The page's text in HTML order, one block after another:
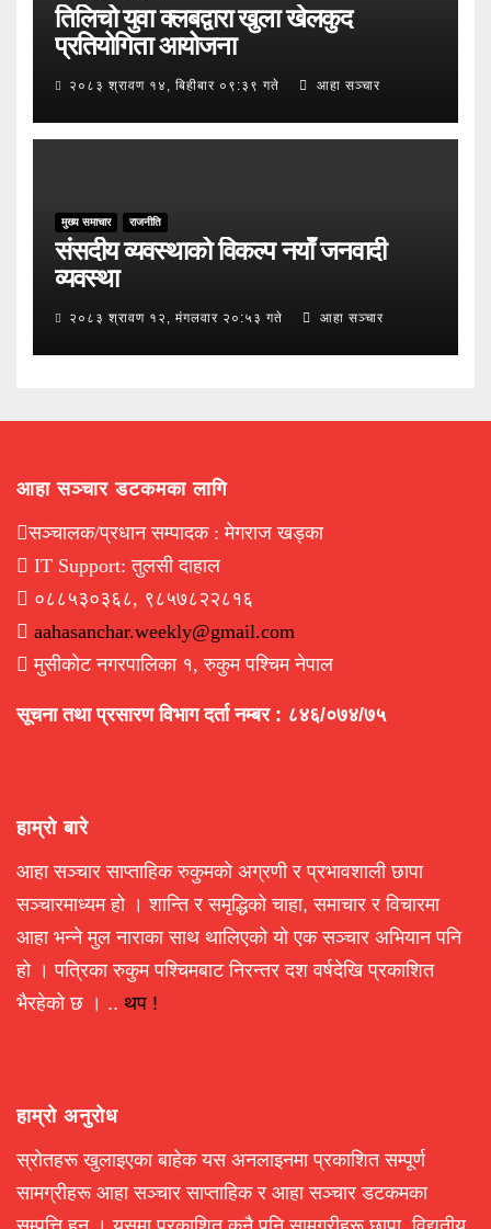
तिलिचो युवा क्लबद्वारा खुला खेलकुद
प्रतियोगिता आयोजना
२०८३ श्रावण १४, बिहीबार ०९:३९ गते आहा सञ्चार
मुख्य समाचार राजनीति
संसदीय व्यवस्थाको विकल्प नयाँ जनवादी
व्यवस्था
२०८३ श्रावण १२, मंगलवार २०:५३ गते आहा सञ्चार
आहा सञ्चार डटकमका लागि
सञ्चालक/प्रधान सम्पादक : मेगराज खड्का
IT Support: तुलसी दाहाल
०८८५३०३६८, ९८५७८२२८१६
aahasanchar.weekly@gmail.com
मुसीकोट नगरपालिका १, रुकुम पश्चिम नेपाल
सूचना तथा प्रसारण विभाग दर्ता नम्बर : ८४६/०७४/७५
हाम्रो बारे
आहा सञ्चार साप्ताहिक रुकुमको अग्रणी र प्रभावशाली छापा
सञ्चारमाध्यम हो । शान्ति र समृद्धिको चाहा, समाचार र विचारमा
आहा भन्ने मुल नाराका साथ थालिएको यो एक सञ्चार अभियान पनि
हो । पत्रिका रुकुम पश्चिमबाट निरन्तर दश वर्षदेखि प्रकाशित
भैरहेको छ । .. थप !
हाम्रो अनुरोध
स्रोतहरू खुलाइएका बाहेक यस अनलाइनमा प्रकाशित सम्पूर्ण
सामग्रीहरू आहा सञ्चार साप्ताहिक र आहा सञ्चार डटकमका